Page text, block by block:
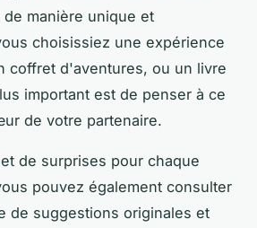
manière unique et
choisissiez une expérience
coffret d'aventures, ou un livre
important est de penser à ce
de votre partenaire.
de surprises pour chaque
pouvez également consulter
de suggestions originales et